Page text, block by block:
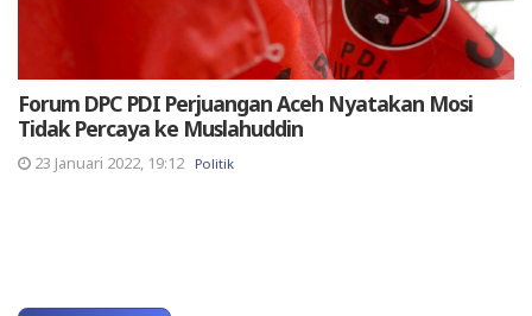
Forum DPC PDI Perjuangan Aceh Nyatakan Mosi
Tidak Percaya ke Muslahuddin
23 Januari 2022, 19:12 Politik